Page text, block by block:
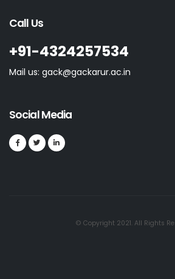
Call Us
+91-4324257534
Mail us: gack@gackarur.ac.in
Social Media
© Copyright 2021. All Rights